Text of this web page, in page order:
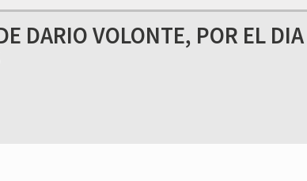
DARIO VOLONTE, POR EL